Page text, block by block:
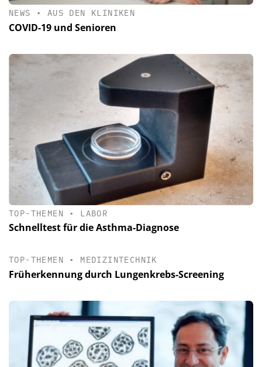
NEWS • AUS DEN KLINIKEN
COVID-19 und Senioren
TOP-THEMEN • LABOR
Schnelltest für die Asthma-Diagnose
TOP-THEMEN • MEDIZINTECHNIK
Früherkennung durch Lungenkrebs-Screening